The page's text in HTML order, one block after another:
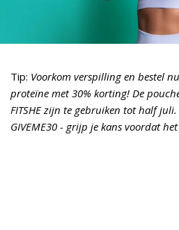
Tip: Voorkom verspilling en bestel
proteïne met 30% korting! De
FITSHE zijn te gebruiken tot half juli.
GIVEME30 - grijp je kans voordat